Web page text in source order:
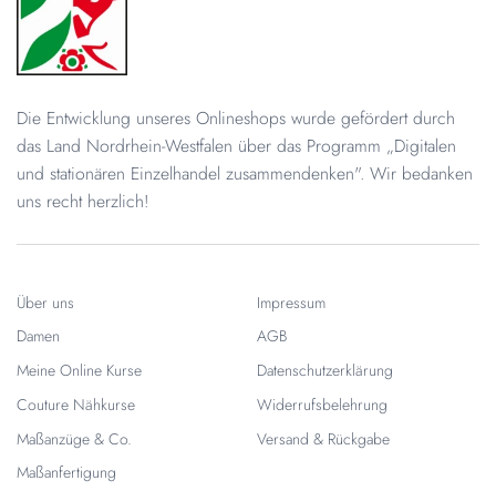
Die Entwicklung unseres Onlineshops wurde gefördert durch
das Land Nordrhein-Westfalen über das Programm „Digitalen
und stationären Einzelhandel zusammendenken". Wir bedanken
uns recht herzlich!
Über uns
Damen
Meine Online Kurse
Couture Nähkurse
Maßanzüge & Co.
Maßanfertigung
Impressum
AGB
Datenschutzerklärung
Widerrufsbelehrung
Versand & Rückgabe